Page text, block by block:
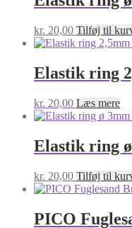
kr. 20,00 Tilføj til
Elastik ring
kr. 20,00 Læs mere
Elastik ring
kr. 20,00 Tilføj til
PICO